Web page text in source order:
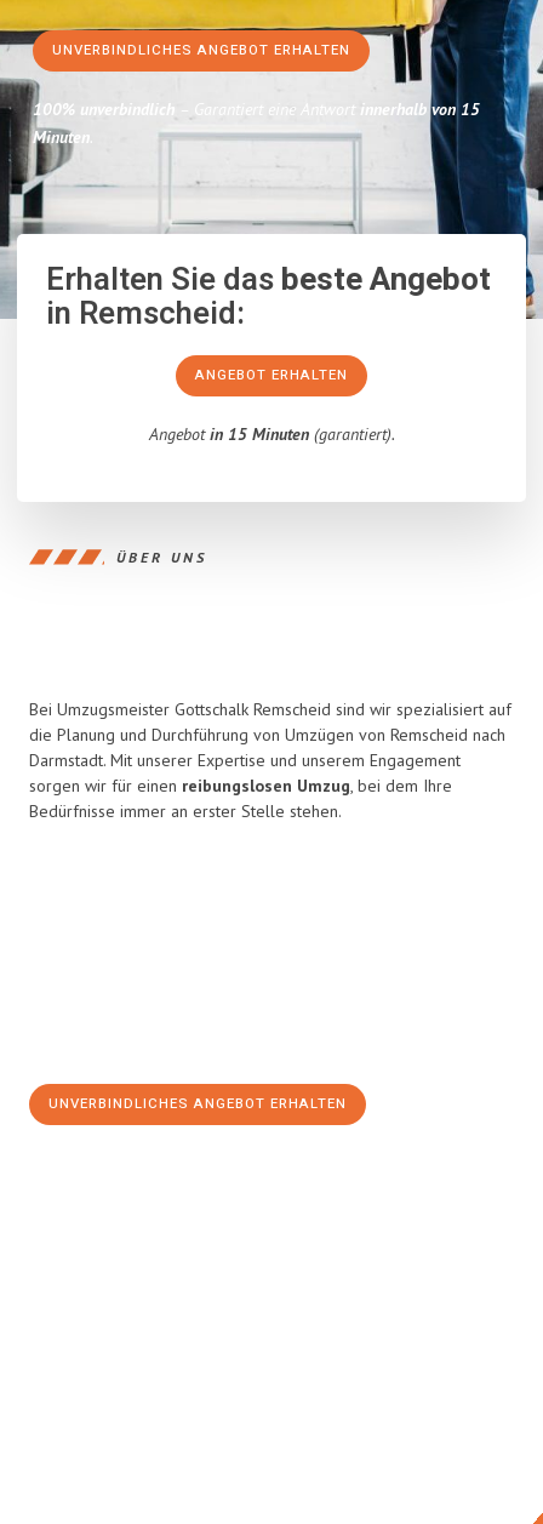
UNVERBINDLICHES ANGEBOT ERHALTEN
100% unverbindlich – Garantiert eine Antwort innerhalb von 15
Minuten.
Erhalten Sie dasbeste Angebot
in Remscheid:
ANGEBOT ERHALTEN
Angebotin 15 Minuten(garantiert).
ÜBER UNS
Bei Umzugsmeister Gottschalk Remscheid sind wir spezialisiert auf
die Planung und Durchführung von Umzügen von Remscheid nach
Darmstadt. Mit unserer Expertise und unserem Engagement
sorgen wir für einen reibungslosen Umzug, bei dem Ihre
Bedürfnisse immer an erster Stelle stehen.
UNVERBINDLICHES ANGEBOT ERHALTEN